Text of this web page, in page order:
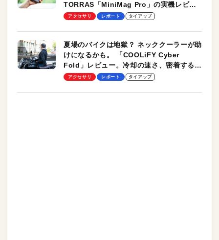
TORRAS「MiniMag Pro」の実機レビュ
ーも
アクセサリ レポート タイアップ
夏場のバイクは地獄？ ネッククーラーが助
けになるかも。 「COOLiFY Cyber
Fold」レビュー。冷却の速さ、密着する冷
却プレート、シンプルな操作性がグッド！
アクセサリ レポート タイアップ